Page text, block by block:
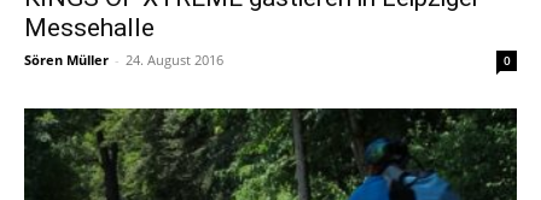
Messehalle
Sören Müller - 24. August 2016 0